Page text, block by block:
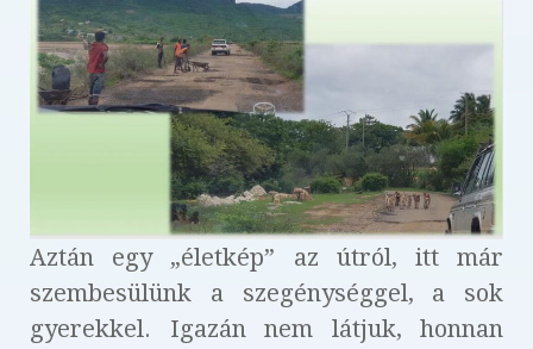
Aztán egy „életkép” az útról, itt már
szembesülünk a szegénységgel, a sok
gyerekkel. Igazán nem látjuk, honnan